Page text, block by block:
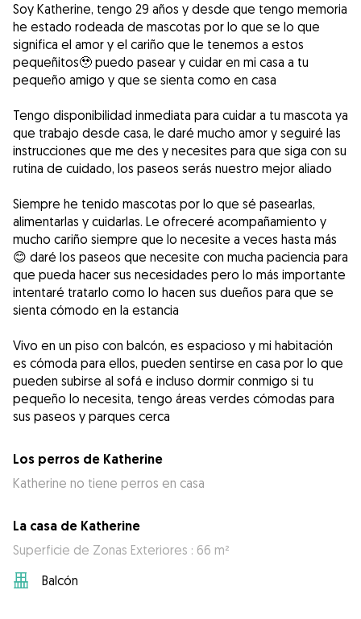
Soy Katherine, tengo 29 años y desde que tengo memoria
he estado rodeada de mascotas por lo que se lo que
significa el amor y el cariño que le tenemos a estos
pequeñitos🥹 puedo pasear y cuidar en mi casa a tu
pequeño amigo y que se sienta como en casa
Tengo disponibilidad inmediata para cuidar a tu mascota ya
que trabajo desde casa, le daré mucho amor y seguiré las
instrucciones que me des y necesites para que siga con su
rutina de cuidado, los paseos serás nuestro mejor aliado
Siempre he tenido mascotas por lo que sé pasearlas,
alimentarlas y cuidarlas. Le ofreceré acompañamiento y
mucho cariño siempre que lo necesite a veces hasta más
😊 daré los paseos que necesite con mucha paciencia para
que pueda hacer sus necesidades pero lo más importante
intentaré tratarlo como lo hacen sus dueños para que se
sienta cómodo en la estancia
Vivo en un piso con balcón, es espacioso y mi habitación
es cómoda para ellos, pueden sentirse en casa por lo que
pueden subirse al sofá e incluso dormir conmigo si tu
pequeño lo necesita, tengo áreas verdes cómodas para
sus paseos y parques cerca
Los perros de Katherine
Katherine no tiene perros en casa
La casa de Katherine
Superficie de Zonas Exteriores : 66 m²
Balcón